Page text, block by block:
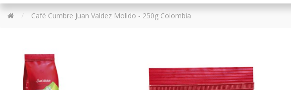
Café Cumbre Juan Valdez Molido - 250g Colombia